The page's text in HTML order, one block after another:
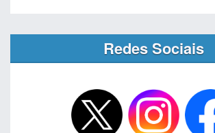
Redes Sociais